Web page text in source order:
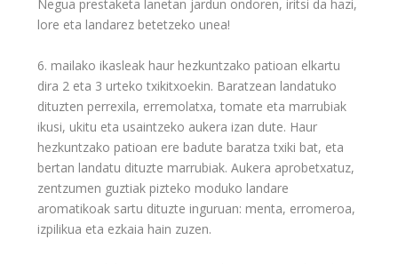
Negua prestaketa lanetan jardun ondoren, iritsi da hazi,
lore eta landarez betetzeko unea!
6. mailako ikasleak haur hezkuntzako patioan elkartu
dira 2 eta 3 urteko txikitxoekin. Baratzean landatuko
dituzten perrexila, erremolatxa, tomate eta marrubiak
ikusi, ukitu eta usaintzeko aukera izan dute. Haur
hezkuntzako patioan ere badute baratza txiki bat, eta
bertan landatu dituzte marrubiak. Aukera aprobetxatuz,
zentzumen guztiak pizteko moduko landare
aromatikoak sartu dituzte inguruan: menta, erromeroa,
izpilikua eta ezkaia hain zuzen.